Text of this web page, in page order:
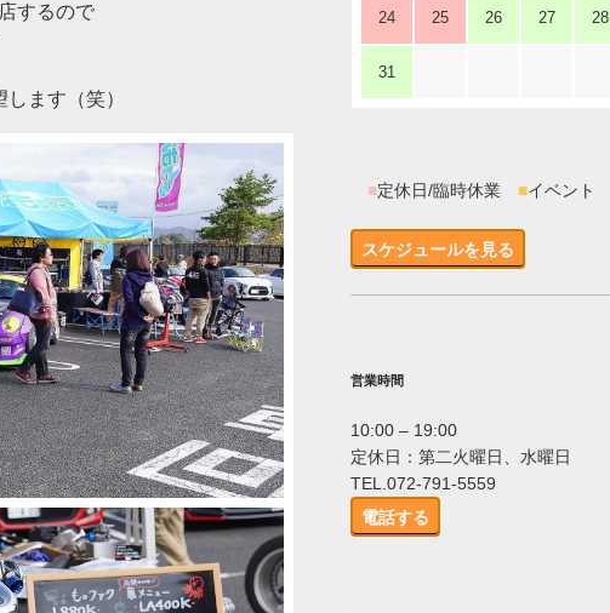
するので
ます（笑）
24 25 26 27 28
31
■定休日/臨時休業 ■イベント
スケジュールを見る
営業時間
10:00 – 19:00
定休日：第二火曜日、水曜日
TEL.072-791-5559
電話する